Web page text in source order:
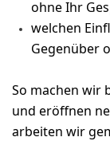
ohne Ihr
welchen
Gegenüber
So machen wir
und eröffnen
arbeiten wir